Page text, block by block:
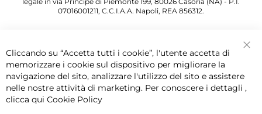
07016001211, C.C.I.A.A. Napoli, REA 856312.
Cliccando su “Accetta tutti i cookie”, l'utente accetta di
memorizzare i cookie sul dispositivo per migliorare la
navigazione del sito, analizzare l'utilizzo del sito e assistere
nelle nostre attività di marketing. Per conoscere i dettagli ,
clicca qui Cookie Policy